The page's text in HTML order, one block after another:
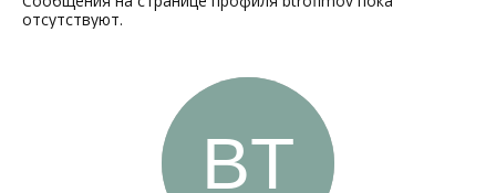
отсутствуют.